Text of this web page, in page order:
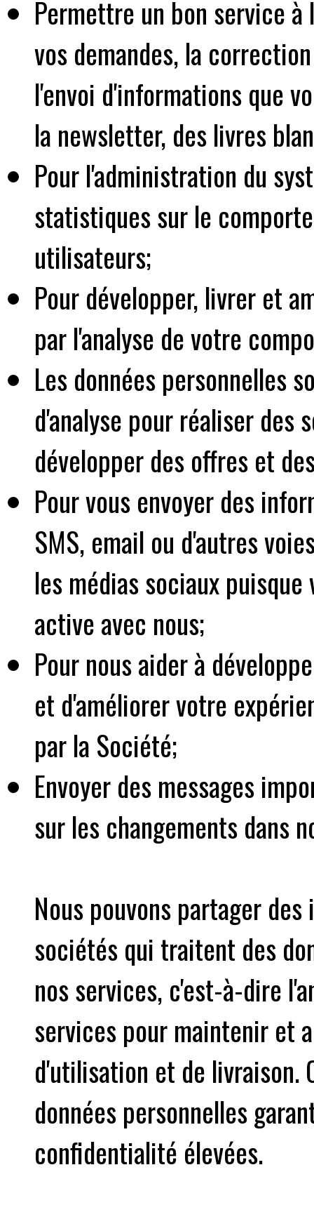
Permettre un bon service
vos demandes, la
l'envoi d'informations que
la newsletter, des livres
Pour l'administration du
statistiques sur le
utilisateurs;
Pour développer, livrer et
par l'analyse de votre
Les données personnelles
d'analyse pour réaliser des
développer des offres et
Pour vous envoyer des
SMS, email ou d'autres
les médias sociaux
active avec nous;
Pour nous aider à
et d'améliorer votre
par la Société;
Envoyer des messages
sur les changements dans
Nous pouvons partager
sociétés qui traitent des
nos services, c'est-à-dire
services pour maintenir et
d'utilisation et de livraison.
données personnelles
confidentialité élevées.